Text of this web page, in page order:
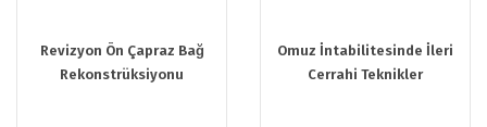
Revizyon Ön Çapraz Bağ
Rekonstrüksiyonu
Omuz İntabilitesinde İleri
Cerrahi Teknikler